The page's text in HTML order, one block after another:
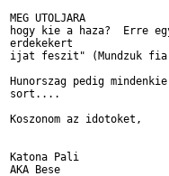
MEG UTOLJARA
hogy kie a haza?  Erre
erdekekert
ijat feszit" (Mundzuk fia,
Hunorszag pedig
sort....
Koszonom az idotoket,
Katona Pali